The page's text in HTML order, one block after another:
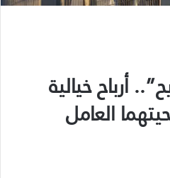
أرباح خيالية
العامل